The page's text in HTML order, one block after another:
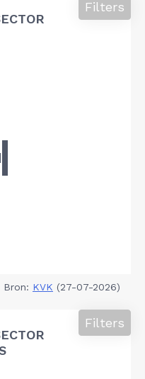
Filters
Bron: KVK (27-07-2026)
Filters